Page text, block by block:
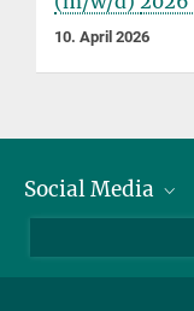
10. April 2026
Social Media